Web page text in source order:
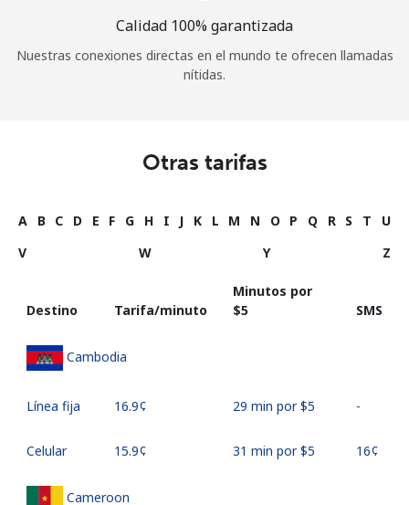
Calidad 100% garantizada
Nuestras conexiones directas en el mundo te ofrecen llamadas
nítidas.
Otras tarifas
A B C D E F G H I J K L M N O P Q R S T
U
V
W Y Z
Destino Tarifa/minuto
Minutos por
⁦$5⁩
SMS
Cambodia
Línea fija ⁦16.9¢⁩ 29 min por ⁦$5⁩ -
Celular ⁦15.9¢⁩ 31 min por ⁦$5⁩ ⁦16¢⁩
Cameroon